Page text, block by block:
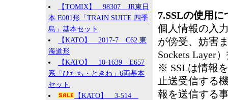
【TOMIX】 98307 JR東日
本 E001形「TRAIN SUITE 四季
島」基本セット
【KATO】 2017-7 C62 東
海道形
【KATO】 10-1639 E657
系「ひたち・ときわ」6両基本
セット
【KATO】 3-514
7.SSLの使用に
個人情報の入
が傍受、妨害
Sockets Layer
※ SSLは情報
止送受信する
報を送信する